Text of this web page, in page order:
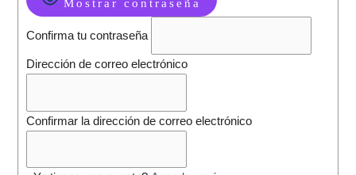
Mostrar contraseña
Confirma tu contraseña
Dirección de correo electrónico
Confirmar la dirección de correo electrónico